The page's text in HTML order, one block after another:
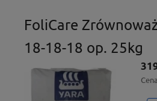
FoliCare
18-18-18 op. 25kg